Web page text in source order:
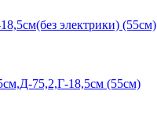
электрики) (55см)
75,2,Г-18,5см (55см)